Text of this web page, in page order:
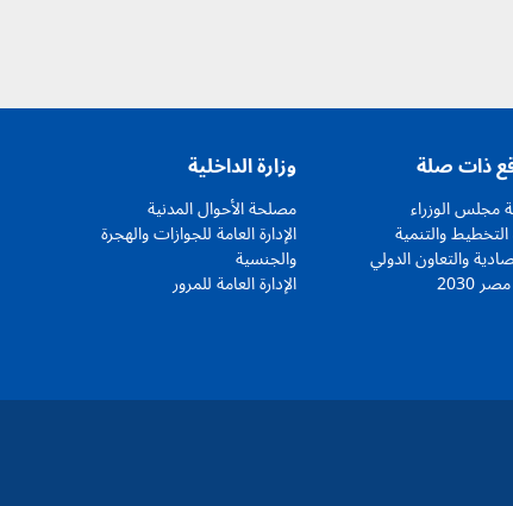
ذات صلة
مجلس الوزراء
التخطيط والتنمية
والتعاون الدولي
2030
وزارة الداخلية
مصلحة الأحوال المدنية
الإدارة العامة للجوازات والهجرة
والجنسية
الإدارة العامة للمرور